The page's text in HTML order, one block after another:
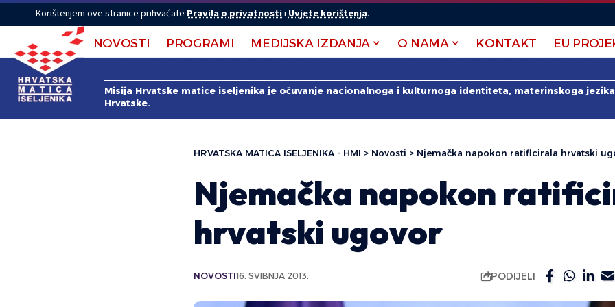
Korištenjem ove stranice prihvaćate Pravila o privatnostii Uvjete korištenja.
NOVOSTI PROGRAMI MEDIJSKA IZDANJA O NAMA KONTAKT EU
Misija Hrvatske matice iseljenika je očuvanje nacionalnoga i kulturnoga identiteta, materinskoga
Hrvatske.
HRVATSKA MATICA ISELJENIKA - HMI > Novosti > Njemačka napokon ratificirala hrvatski
Njemačka napokon
hrvatski ugovor
NOVOSTI16. SVIBNJA 2013. PODIJELI